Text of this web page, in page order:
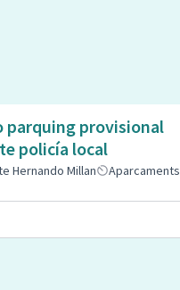
parquing provisional
policía local
Hernando Millan Aparcaments